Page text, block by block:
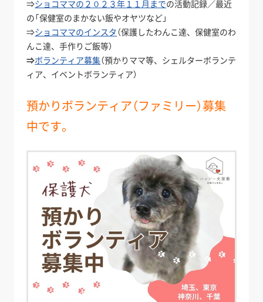
⇒ショコママの２０２３年１１月までの活動記録／最近
の「保健室のまかない飯やオヤツなど」
⇒ショコママのインスタ （保護したわんこ達、保健室のわ
んこ達、手作りご飯等）
⇒ボランティア募集（預かりママ等、シェルターボランテ
ィア、イベントボランティア）
預かりボランティア（ファミリー）募集
中です。